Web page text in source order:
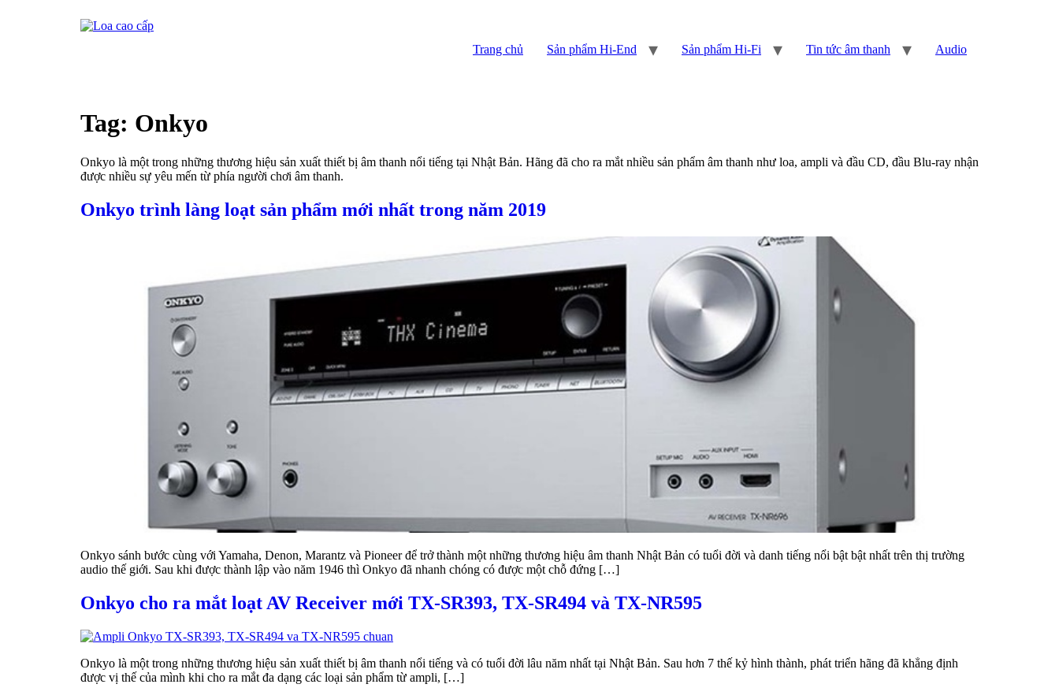
Trang chủ Sản phẩm Hi-End Sản phẩm Hi-Fi Tin tức âm thanh Audio
Tag: Onkyo
Onkyo là một trong những thương hiệu sản xuất thiết bị âm thanh nổi tiếng tại Nhật Bản. Hãng đã cho ra mắt nhiều sản phẩm âm thanh như loa, ampli và đầu CD, đầu Blu-ray nhận
được nhiều sự yêu mến từ phía người chơi âm thanh.
Onkyo trình làng loạt sản phẩm mới nhất trong năm 2019
Onkyo sánh bước cùng với Yamaha, Denon, Marantz và Pioneer để trở thành một những thương hiệu âm thanh Nhật Bản có tuổi đời và danh tiếng nổi bật bật nhất trên thị trường
audio thế giới. Sau khi được thành lập vào năm 1946 thì Onkyo đã nhanh chóng có được một chỗ đứng […]
Onkyo cho ra mắt loạt AV Receiver mới TX-SR393, TX-SR494 và TX-NR595
Onkyo là một trong những thương hiệu sản xuất thiết bị âm thanh nổi tiếng và có tuổi đời lâu năm nhất tại Nhật Bản. Sau hơn 7 thế kỷ hình thành, phát triển hãng đã khẳng định
được vị thế của mình khi cho ra mắt đa dạng các loại sản phẩm từ ampli, […]